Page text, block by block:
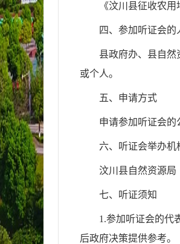
《汶川县征收农
四、参加听证会的
县政府办、县自
或个人。
五、申请方式
申请参加听证会的
六、听证会举办机
汶川县自然资源局
七、听证须知
1.参加听证会的代
后政府决策提供参考。